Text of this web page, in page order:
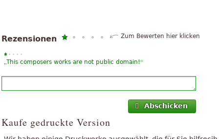
Rezensionen Zum Bewerten hier klicken
„This composers works are not public domain!“
Abschicken
Kaufe gedruckte Version